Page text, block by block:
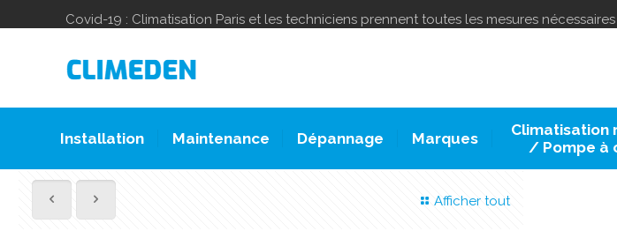
Covid-19 : Climatisation Paris et les techniciens prennent toutes les mesures
Installation Maintenance Dépannage Marques
Climatisation
/ Pompe à
Afficher tout